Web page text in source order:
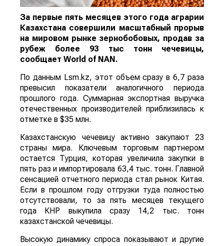
За первые пять месяцев этого года аграрии
Казахстана совершили масштабный прорыв
на мировом рынке зернобобовых, продав за
рубеж более 93 тыс тонн чечевицы,
сообщает World of NAN.
По данным Lsm.kz, этот объем сразу в 6,7 раза
превысил показатели аналогичного периода
прошлого года. Суммарная экспортная выручка
отечественных производителей приблизилась к
отметке в $35 млн.
Казахстанскую чечевицу активно закупают 23
страны мира. Ключевым торговым партнером
остается Турция, которая увеличила закупки в
пять раз и импортировала 63,4 тыс. тонн. Главной
сенсацией отчетного периода стал рынок Китая.
Если в прошлом году отгрузки туда полностью
отсутствовали, то за пять месяцев текущего
года КНР выкупила сразу 14,2 тыс. тонн
казахстанской чечевицы.
Высокую динамику спроса показывают и другие